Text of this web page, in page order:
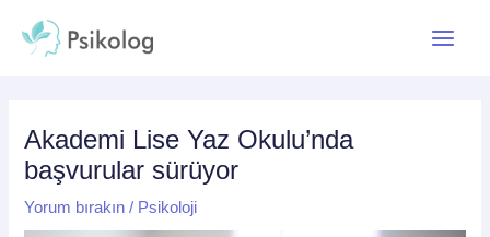
atla
Akademi Lise Yaz Okulu’nda
başvurular sürüyor
Yorum bırakın / Psikoloji
dolaşımı